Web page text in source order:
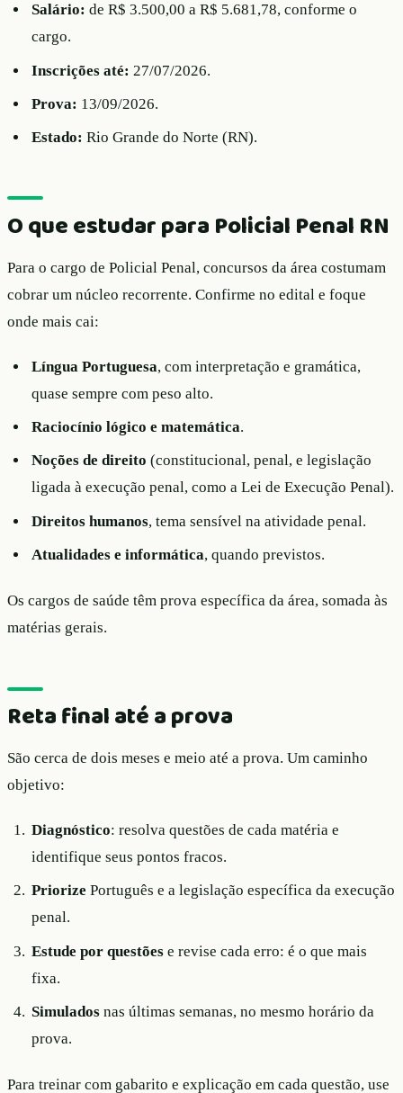
Salário: de R$ 3.500,00 a R$ 5.681,78, conforme o
cargo.
Inscrições até: 27/07/2026.
Prova: 13/09/2026.
Estado: Rio Grande do Norte (RN).
O que estudar para Policial Penal RN
Para o cargo de Policial Penal, concursos da área costumam
cobrar um núcleo recorrente. Confirme no edital e foque
onde mais cai:
Língua Portuguesa, com interpretação e gramática,
quase sempre com peso alto.
Raciocínio lógico e matemática.
Noções de direito (constitucional, penal, e legislação
ligada à execução penal, como a Lei de Execução Penal).
Direitos humanos, tema sensível na atividade penal.
Atualidades e informática, quando previstos.
Os cargos de saúde têm prova específica da área, somada às
matérias gerais.
Reta final até a prova
São cerca de dois meses e meio até a prova. Um caminho
objetivo:
Diagnóstico: resolva questões de cada matéria e
identifique seus pontos fracos.
Priorize Português e a legislação específica da execução
penal.
Estude por questões e revise cada erro: é o que mais
fixa.
Simulados nas últimas semanas, no mesmo horário da
prova.
Para treinar com gabarito e explicação em cada questão, use